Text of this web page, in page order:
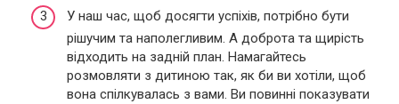
У наш час, щоб досягти успіхів, потрібно бути
рішучим та наполегливим. А доброта та щирість
відходить на задній план. Намагайтесь
розмовляти з дитиною так, як би ви хотіли, щоб
вона спілкувалась з вами. Ви повинні показувати